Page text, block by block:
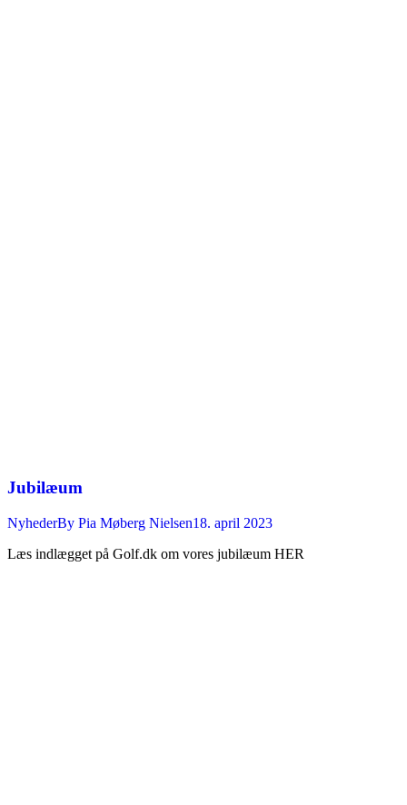
Jubilæum
NyhederBy Pia Møberg Nielsen18. april 2023
Læs indlægget på Golf.dk om vores jubilæum HER